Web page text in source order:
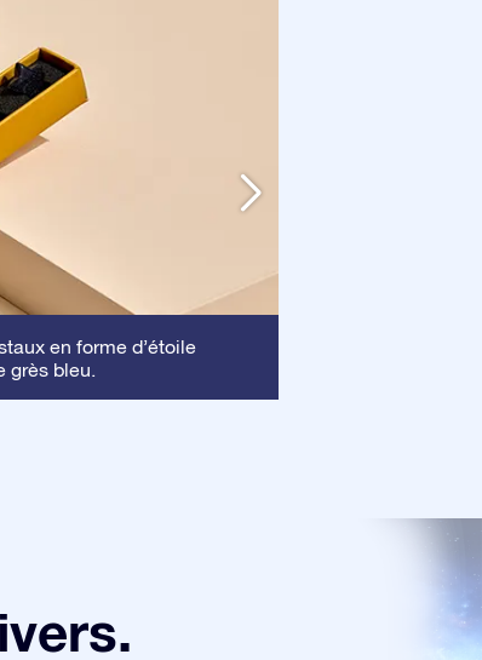
en forme d’étoile
grès bleu.